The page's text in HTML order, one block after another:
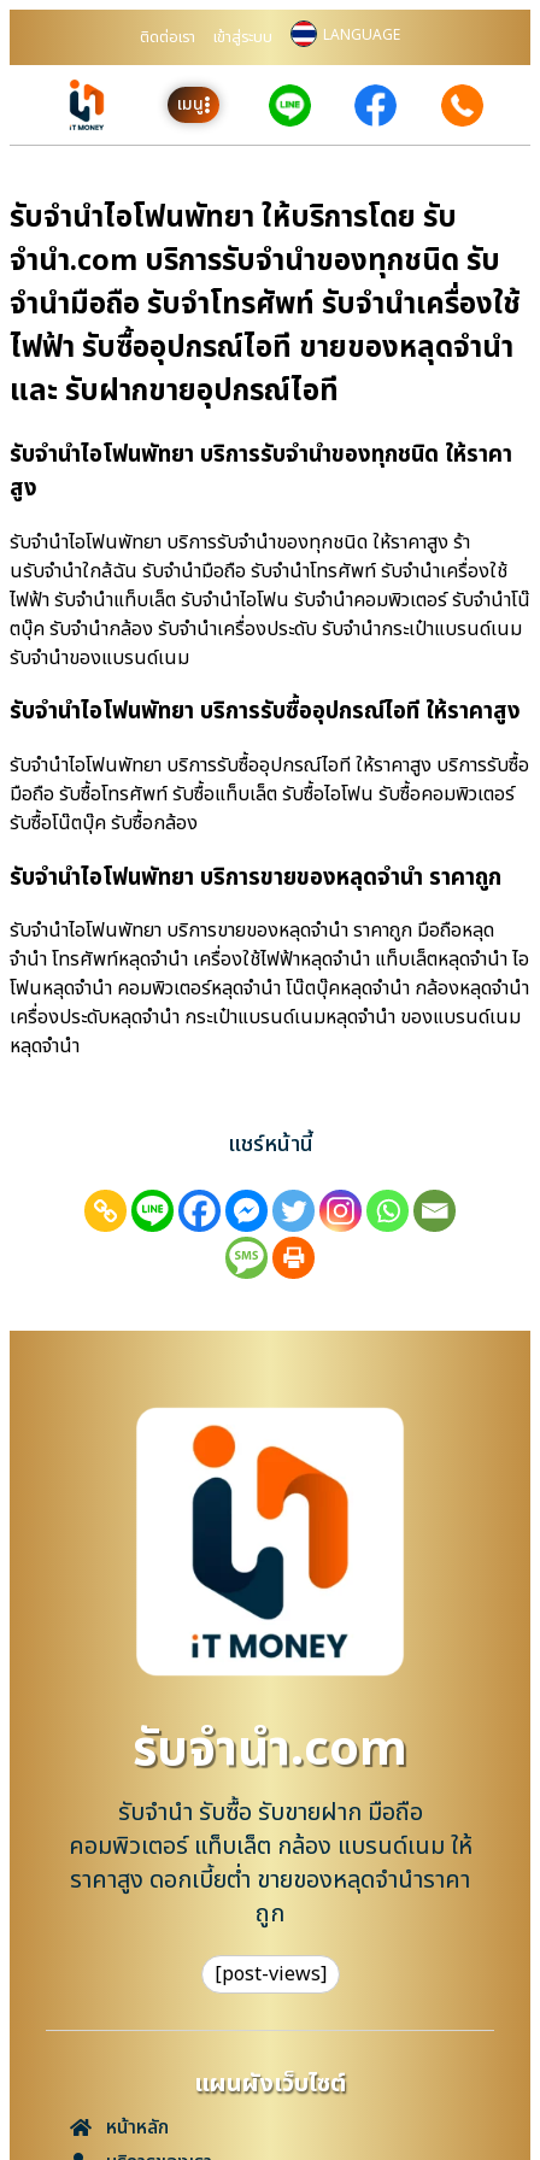
ติดต่อเรา เข้าสู่ระบบ LANGUAGE
เมนู
รับจำนำไอโฟนพัทยา ให้บริการโดย รับ
จํานํา.com บริการรับจำนำของทุกชนิด รับ
จำนำมือถือ รับจำโทรศัพท์ รับจำนำเครื่องใช้
ไฟฟ้า รับซื้ออุปกรณ์ไอที ขายของหลุดจำนำ
และ รับฝากขายอุปกรณ์ไอที
รับจำนำไอโฟนพัทยา บริการรับจำนำของทุกชนิด ให้ราคา
สูง
รับจำนำไอโฟนพัทยา บริการรับจำนำของทุกชนิด ให้ราคาสูง ร้า
นรับจํานําใกล้ฉัน รับจำนำมือถือ รับจำนำโทรศัพท์ รับจำนำเครื่องใช้
ไฟฟ้า รับจำนำแท็บเล็ต รับจำนำไอโฟน รับจำนำคอมพิวเตอร์ รับจำนำโน๊
ตบุ๊ค รับจำนำกล้อง รับจำนำเครื่องประดับ รับจำนำกระเป๋าแบรนด์เนม
รับจำนำของแบรนด์เนม
รับจำนำไอโฟนพัทยา บริการรับซื้ออุปกรณ์ไอที ให้ราคาสูง
รับจำนำไอโฟนพัทยา บริการรับซื้ออุปกรณ์ไอที ให้ราคาสูง บริการรับซื้อ
มือถือ รับซื้อโทรศัพท์ รับซื้อแท็บเล็ต รับซื้อไอโฟน รับซื้อคอมพิวเตอร์
รับซื้อโน๊ตบุ๊ค รับซื้อกล้อง
รับจำนำไอโฟนพัทยา บริการขายของหลุดจำนำ ราคาถูก
รับจำนำไอโฟนพัทยา บริการขายของหลุดจำนำ ราคาถูก มือถือหลุด
จำนำ โทรศัพท์หลุดจำนำ เครื่องใช้ไฟฟ้าหลุดจำนำ แท็บเล็ตหลุดจำนำ ไอ
โฟนหลุดจำนำ คอมพิวเตอร์หลุดจำนำ โน๊ตบุ๊คหลุดจำนำ กล้องหลุดจำนำ
เครื่องประดับหลุดจำนำ กระเป๋าแบรนด์เนมหลุดจำนำ ของแบรนด์เนม
หลุดจำนำ
แชร์หน้านี้
รับจํานํา.com
รับจำนำ รับซื้อ รับขายฝาก มือถือ
คอมพิวเตอร์ แท็บเล็ต กล้อง แบรนด์เนม ให้
ราคาสูง ดอกเบี้ยต่ำ ขายของหลุดจำนำราคา
ถูก
[post-views]
แผนผังเว็บไซต์
หน้าหลัก